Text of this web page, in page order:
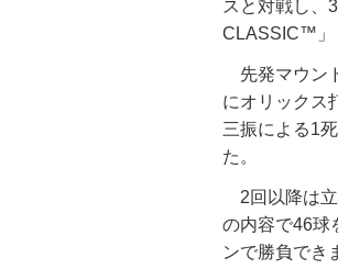
スと対戦し、
CLASSIC™」
先発マウン
にオリックス
三振による1
た。
2回以降は立
の内容で46球
ンで勝負でき